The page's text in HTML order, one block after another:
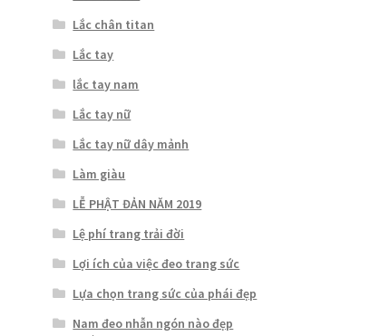
Lắc chân titan
Lắc tay
lắc tay nam
Lắc tay nữ
Lắc tay nữ dây mảnh
Làm giàu
LỄ PHẬT ĐẢN NĂM 2019
Lệ phí trang trải đời
Lợi ích của việc đeo trang sức
Lựa chọn trang sức của phái đẹp
Nam đeo nhẫn ngón nào đẹp